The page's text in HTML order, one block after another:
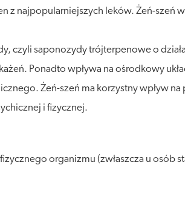
z najpopularniejszych leków. Żeń-szeń
czyli saponozydy trójterpenowe o
Ponadto wpływa na ośrodkowy
Żeń-szeń ma korzystny wpływ
i fizycznej.
organizmu (zwłaszcza u osób